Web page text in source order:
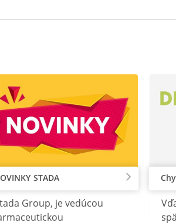
STADA
Group, je vedúcou